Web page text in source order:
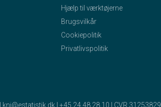
Hjælp til værktøjerne
Brugsvilkår
Cookiepolitik
Privatlivspolitik
kni@estatistik.dk +45 24 48 28 10 CVR 31253829